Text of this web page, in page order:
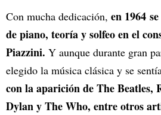
Con mucha dedicación, en 1964
de piano, teoría y solfeo en el
Piazzini. Y aunque durante gran
elegido la música clásica y se
con la aparición de The Beatles,
Dylan y The Who, entre otros